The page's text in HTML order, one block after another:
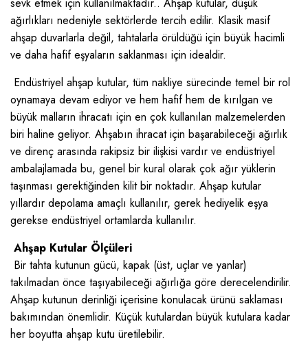
sevk etmek için kullanılmaktadır.. Ahşap kutular, düşük
ağırlıkları nedeniyle sektörlerde tercih edilir. Klasik masif
ahşap duvarlarla değil, tahtalarla örüldüğü için büyük hacimli
ve daha hafif eşyaların saklanması için idealdir.
Endüstriyel ahşap kutular, tüm nakliye sürecinde temel bir rol
oynamaya devam ediyor ve hem hafif hem de kırılgan ve
büyük malların ihracatı için en çok kullanılan malzemelerden
biri haline geliyor. Ahşabın ihracat için başarabileceği ağırlık
ve direnç arasında rakipsiz bir ilişkisi vardır ve endüstriyel
ambalajlamada bu, genel bir kural olarak çok ağır yüklerin
taşınması gerektiğinden kilit bir noktadır. Ahşap kutular
yıllardır depolama amaçlı kullanılır, gerek hediyelik eşya
gerekse endüstriyel ortamlarda kullanılır.
Ahşap Kutular Ölçüleri
Bir tahta kutunun gücü, kapak (üst, uçlar ve yanlar)
takılmadan önce taşıyabileceği ağırlığa göre derecelendirilir.
Ahşap kutunun derinliği içerisine konulacak ürünü saklaması
bakımından önemlidir. Küçük kutulardan büyük kutulara kadar
her boyutta ahşap kutu üretilebilir.